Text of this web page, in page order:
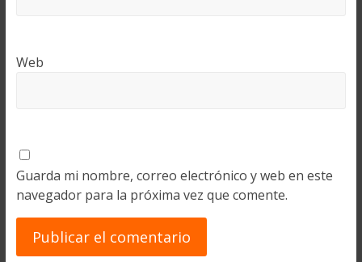
Web
Guarda mi nombre, correo electrónico y web en este
navegador para la próxima vez que comente.